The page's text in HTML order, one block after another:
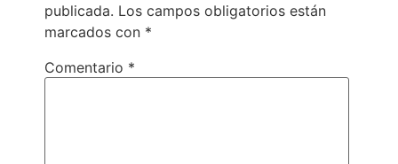
publicada. Los campos obligatorios están
marcados con *
Comentario *